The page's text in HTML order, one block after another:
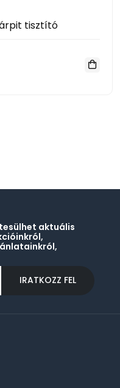
tisztító
aktuális
IRATKOZZ FEL